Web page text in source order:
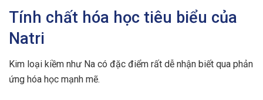
Tính chất hóa học tiêu biểu của
Natri
Kim loại kiềm như Na có đặc điểm rất dễ nhận biết qua phản
ứng hóa học mạnh mẽ.